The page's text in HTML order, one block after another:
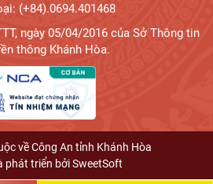
(+84).0694.401468
ngày 05/04/2016 của Sở Thông tin
thông Khánh Hòa.
về Công An tỉnh Khánh Hòa
phát triển bởiSweetSoft